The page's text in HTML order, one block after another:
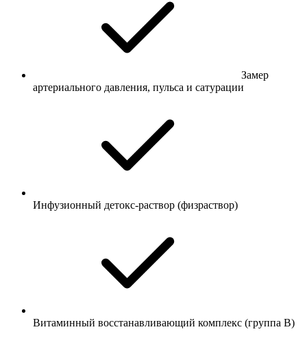
Замер
артериального давления, пульса и сатурации
Инфузионный детокс-раствор (физраствор)
Витаминный восстанавливающий комплекс (группа B)